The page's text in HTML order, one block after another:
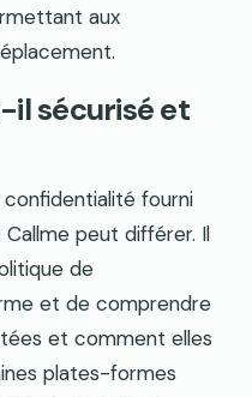
aux
il sécurisé et
fourni
peut différer. Il
de
et de comprendre
et comment elles
plates-formes